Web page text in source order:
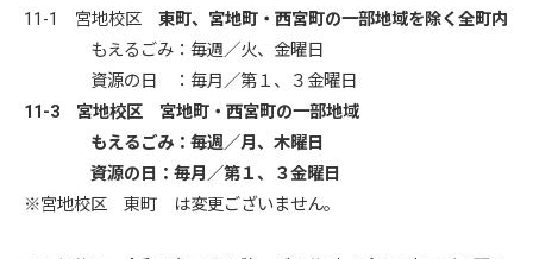
11-1 宮地校区東町、宮地町・西宮町の一部地域を除く全町内
もえるごみ：毎週／火、金曜日
資源の日 ：毎月／第１、３金曜日
11-3 宮地校区 宮地町・西宮町の一部地域
もえるごみ：毎週／月、木曜日
資源の日：毎月／第１、３金曜日
※宮地校区 東町 は変更ございません。